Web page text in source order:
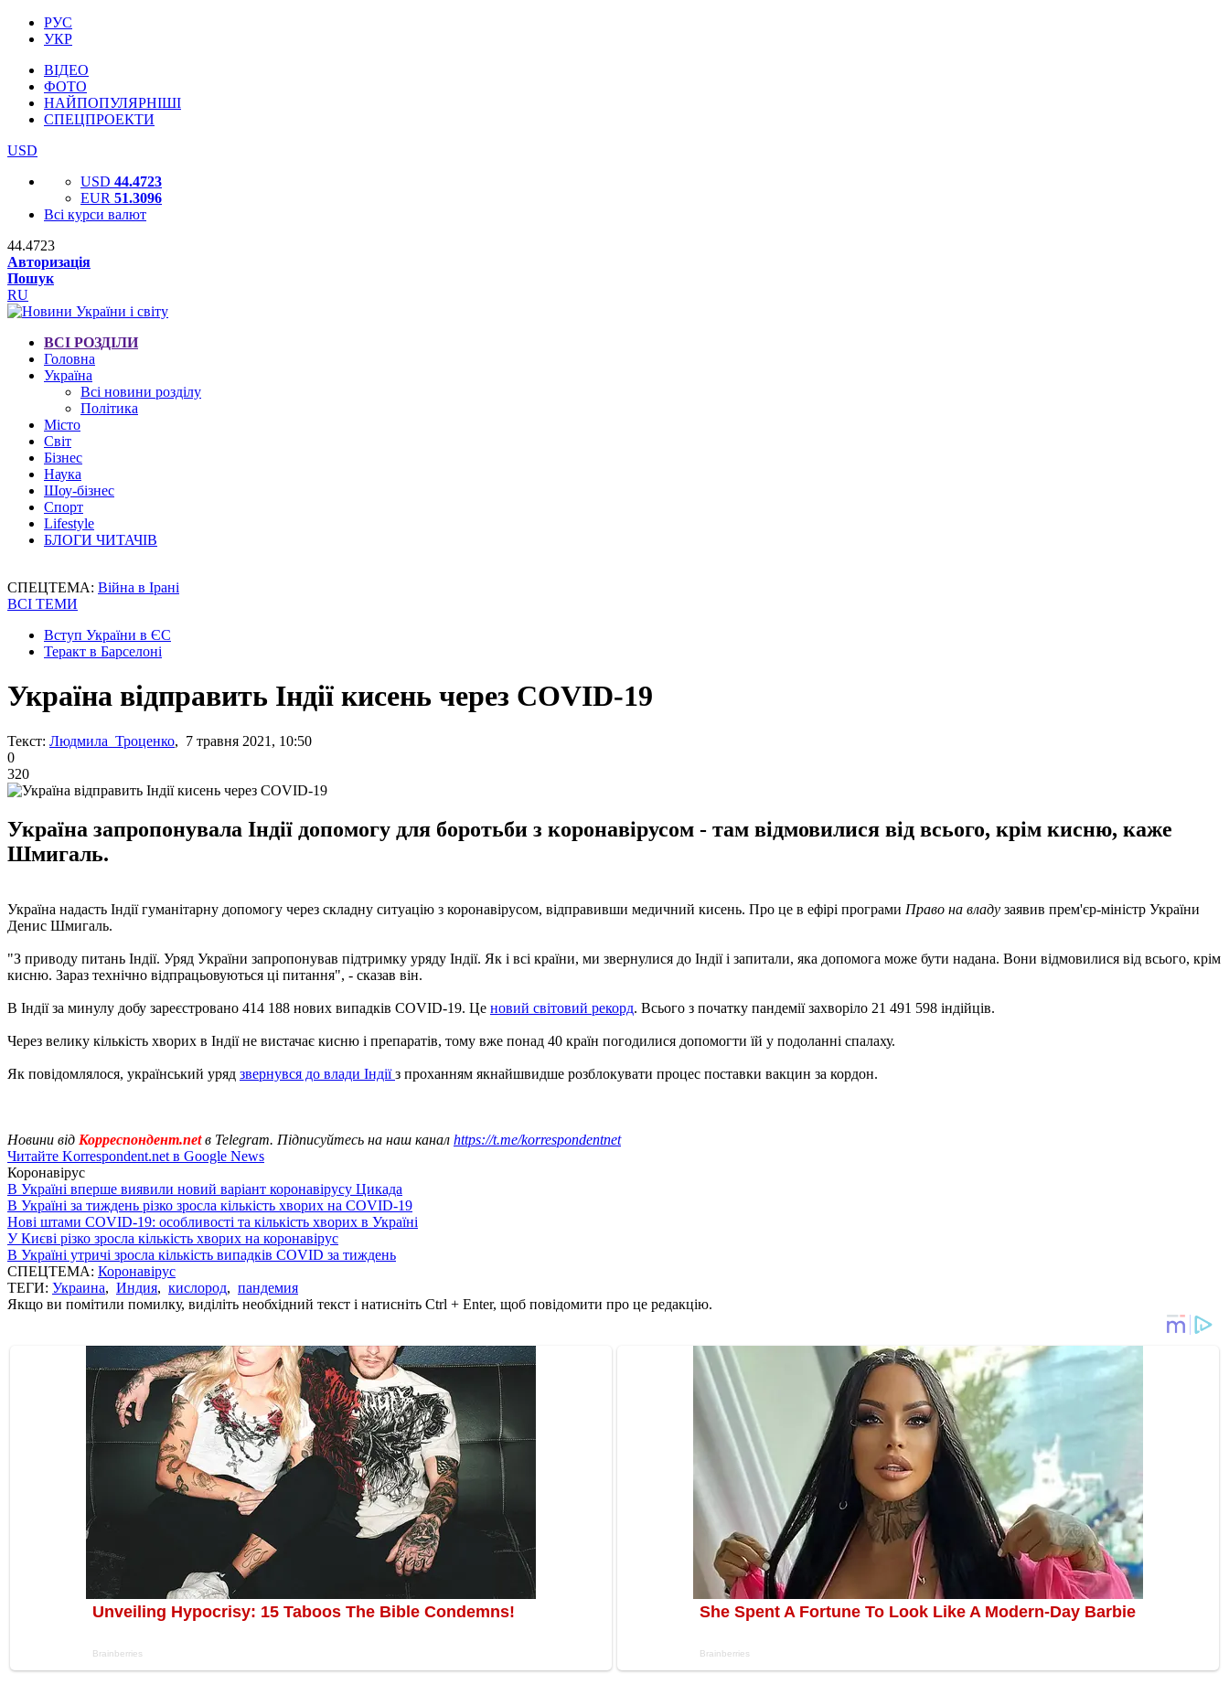
РУС
УКР
ВІДЕО
ФОТО
НАЙПОПУЛЯРНІШІ
СПЕЦПРОЕКТИ
USD
USD 44.4723
EUR 51.3096
Всі курси валют
44.4723
Авторизація
Пошук
RU
ВСІ РОЗДІЛИ
Головна
Україна
Всі новини розділу
Політика
Місто
Світ
Бізнес
Наука
Шоу-бізнес
Спорт
Lifestyle
БЛОГИ ЧИТАЧІВ
СПЕЦТЕМА: Війна в Ірані
ВСІ ТЕМИ
Вступ України в ЄС
Теракт в Барселоні
Україна відправить Індії кисень через COVID-19
Текст: Людмила Троценко, 7 травня 2021, 10:50
0
320
Україна запропонувала Індії допомогу для боротьби з коронавірусом - там відмовилися від всього, крім кисню, каже
Шмигаль.
Україна надасть Індії гуманітарну допомогу через складну ситуацію з коронавірусом, відправивши медичний кисень. Про це в ефірі програми Право на владу заявив прем'єр-міністр України
Денис Шмигаль.
"З приводу питань Індії. Уряд України запропонував підтримку уряду Індії. Як і всі країни, ми звернулися до Індії і запитали, яка допомога може бути надана. Вони відмовилися від всього, крім
кисню. Зараз технічно відпрацьовуються ці питання", - сказав він.
В Індії за минулу добу зареєстровано 414 188 нових випадків COVID-19. Це новий світовий рекорд. Всього з початку пандемії захворіло 21 491 598 індійців.
Через велику кількість хворих в Індії не вистачає кисню і препаратів, тому вже понад 40 країн погодилися допомогти їй у подоланні спалаху.
Як повідомлялося, український уряд звернувся до влади Індіїз проханням якнайшвидше розблокувати процес поставки вакцин за кордон.
Новини від Корреспондент.netв Telegram. Підписуйтесь на наш канал https://t.me/korrespondentnet
Читайте Korrespondent.net в Google News
Коронавірус
В Україні вперше виявили новий варіант коронавірусу Цикада
В Україні за тиждень різко зросла кількість хворих на COVID-19
Нові штами COVID-19: особливості та кількість хворих в Україні
У Києві різко зросла кількість хворих на коронавірус
В Україні утричі зросла кількість випадків COVID за тиждень
СПЕЦТЕМА: Коронавірус
ТЕГИ: Украина, Индия, кислород, пандемия
Якщо ви помітили помилку, виділіть необхідний текст і натисніть Ctrl + Enter, щоб повідомити про це редакцію.